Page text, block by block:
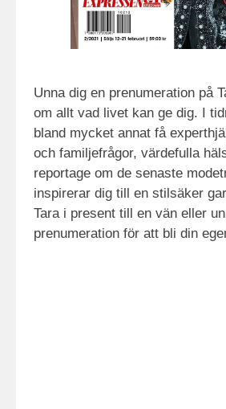
Unna dig en prenumeration på
om allt vad livet kan ge dig. I
bland mycket annat få
och familjefrågor, värdefulla
reportage om de senaste
inspirerar dig till en stilsäker
Tara i present till en vän eller
prenumeration för att bli din